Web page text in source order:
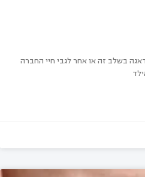
בשלב זה או אחר לגבי חיי החברה